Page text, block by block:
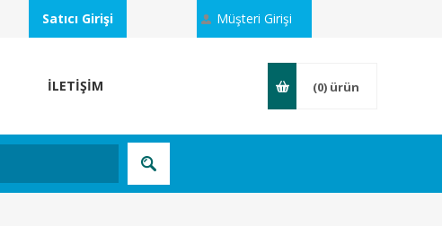
Satıcı Girişi Müşteri Girişi
İLETİŞİM (0) ürün